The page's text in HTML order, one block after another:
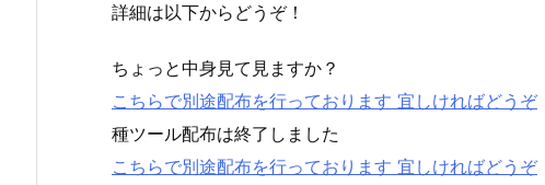
詳細は以下からどうぞ！
ちょっと中身見て見ますか？
こちらで別途配布を行っております 宜しければどうぞ
種ツール配布は終了しました
こちらで別途配布を行っております 宜しければどうぞ